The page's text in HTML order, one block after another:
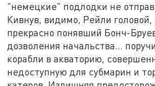
"немецкие" подлодки не
Кивнув, видимо, Рейли головой,
прекрасно понявший Бонч-
дозволения начальства…
корабли в акваторию,
недоступную для субмарин и